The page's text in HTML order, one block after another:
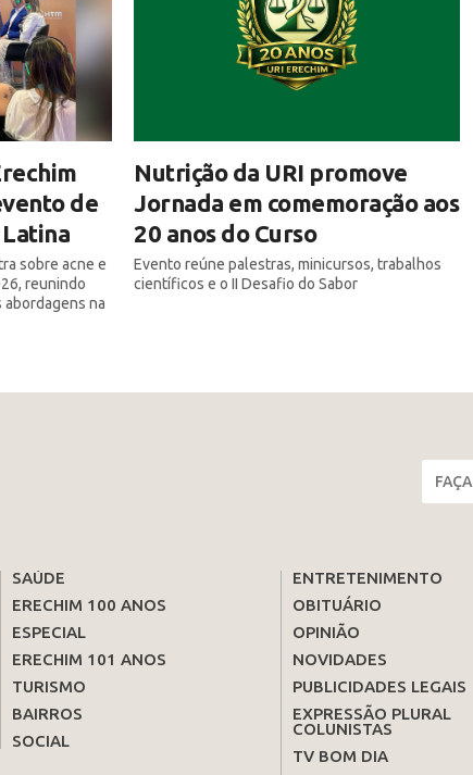
de
sobre acne e
reunindo
abordagens na
Nutrição da URI promove
Jornada em comemoração aos
20 anos do Curso
Evento reúne palestras, minicursos, trabalhos
científicos e o II Desafio do Sabor
SAÚDE
ERECHIM 100 ANOS
ESPECIAL
ERECHIM 101 ANOS
TURISMO
BAIRROS
SOCIAL
ENTRETENIMENTO
OBITUÁRIO
OPINIÃO
NOVIDADES
PUBLICIDADES LEGAIS
EXPRESSÃO PLURAL
COLUNISTAS
TV BOM DIA